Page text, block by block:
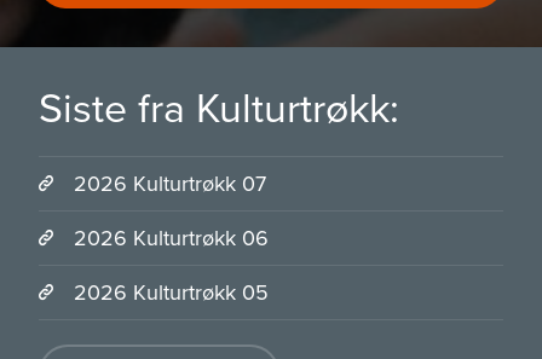
Siste fra Kulturtrøkk:
2026 Kulturtrøkk 07
2026 Kulturtrøkk 06
2026 Kulturtrøkk 05